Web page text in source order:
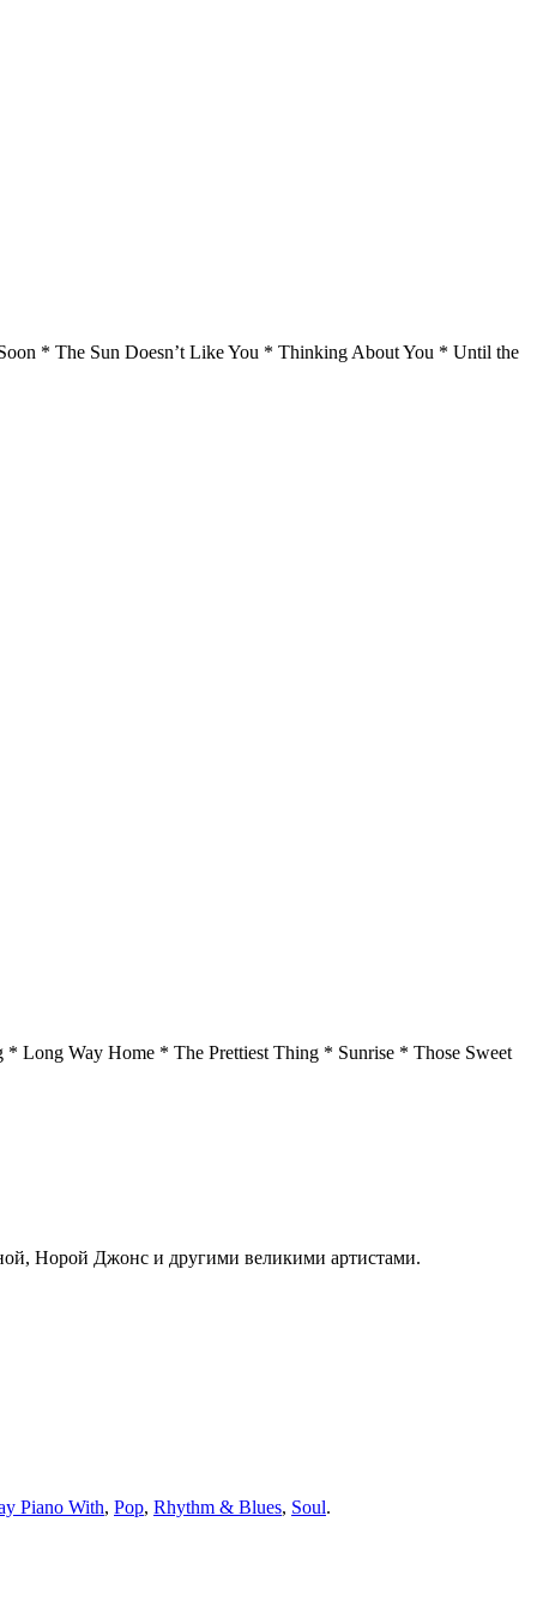
* The Sun Doesn’t Like You * Thinking About You * Until the
Way Home * The Prettiest Thing * Sunrise * Those Sweet
Норой Джонс и другими великими артистами.
Piano With, Pop, Rhythm & Blues, Soul.